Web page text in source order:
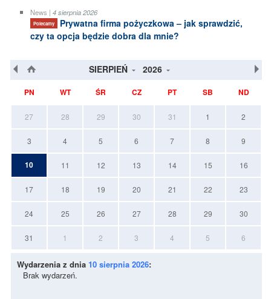
News | 4 sierpnia 2026
Polecamy
Prywatna firma pożyczkowa – jak sprawdzić,
czy ta opcja będzie dobra dla mnie?
SIERPIEŃ 2026
PN WT ŚR CZ PT SB ND
27 28 29 30 31 1 2
3 4 5 6 7 8 9
10 11 12 13 14 15 16
17 18 19 20 21 22 23
24 25 26 27 28 29 30
31 1 2 3 4 5 6
Wydarzenia z dnia 10 sierpnia 2026:
Brak wydarzeń.